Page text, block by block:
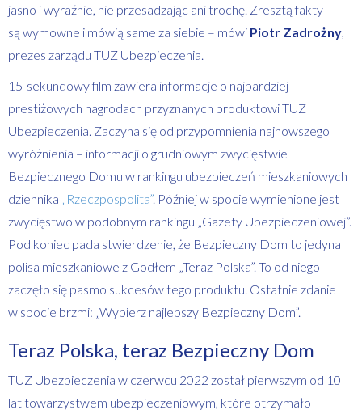
jasno i wyraźnie, nie przesadzając ani trochę. Zresztą fakty
są wymowne i mówią same za siebie – mówi Piotr Zadrożny,
prezes zarządu TUZ Ubezpieczenia.
15-sekundowy film zawiera informacje o najbardziej
prestiżowych nagrodach przyznanych produktowi TUZ
Ubezpieczenia. Zaczyna się od przypomnienia najnowszego
wyróżnienia – informacji o grudniowym zwycięstwie
Bezpiecznego Domu w rankingu ubezpieczeń mieszkaniowych
dziennika „Rzeczpospolita”. Później w spocie wymienione jest
zwycięstwo w podobnym rankingu „Gazety Ubezpieczeniowej”.
Pod koniec pada stwierdzenie, że Bezpieczny Dom to jedyna
polisa mieszkaniowe z Godłem „Teraz Polska”. To od niego
zaczęło się pasmo sukcesów tego produktu. Ostatnie zdanie
w spocie brzmi: „Wybierz najlepszy Bezpieczny Dom”.
Teraz Polska, teraz Bezpieczny Dom
TUZ Ubezpieczenia w czerwcu 2022 został pierwszym od 10
lat towarzystwem ubezpieczeniowym, które otrzymało